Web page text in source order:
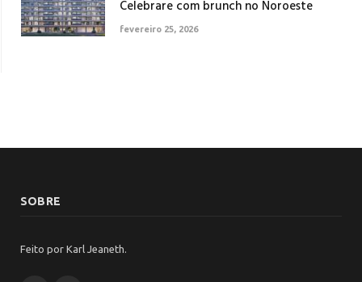
Celebrare com brunch no Noroeste
fevereiro 25, 2026
SOBRE
Feito por Karl Jeaneth.